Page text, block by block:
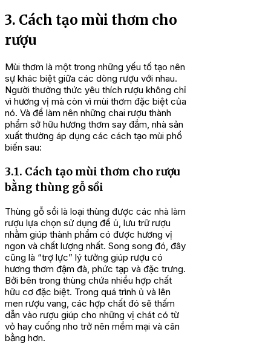
3. Cách tạo mùi thơm cho
rượu
Mùi thơm là một trong những yếu tố tạo nên
sự khác biệt giữa các dòng rượu với nhau.
Người thưởng thức yêu thích rượu không chỉ
vì hương vị mà còn vì mùi thơm đặc biệt của
nó. Và để làm nên những chai rượu thành
phẩm sở hữu hương thơm say đắm, nhà sản
xuất thường áp dụng các cách tạo mùi phổ
biến sau:
3.1. Cách tạo mùi thơm cho rượu
bằng thùng gỗ sồi
Thùng gỗ sồi là loại thùng được các nhà làm
rượu lựa chọn sử dụng để ủ, lưu trữ rượu
nhằm giúp thành phẩm có được hương vị
ngon và chất lượng nhất. Song song đó, đây
cũng là “trợ lực” lý tưởng giúp rượu có
hương thơm đậm đà, phức tạp và đặc trưng.
Bởi bên trong thùng chứa nhiều hợp chất
hữu cơ đặc biệt. Trong quá trình ủ và lên
men rượu vang, các hợp chất đó sẽ thấm
dẫn vào rượu giúp cho những vị chát có từ
vỏ hay cuống nho trở nên mềm mại và cân
bằng hơn.